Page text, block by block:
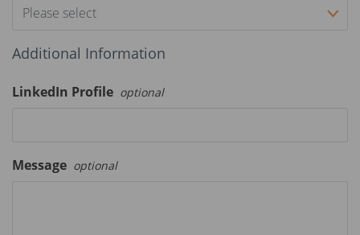
Please select
Additional Information
LinkedIn Profile optional
Message optional